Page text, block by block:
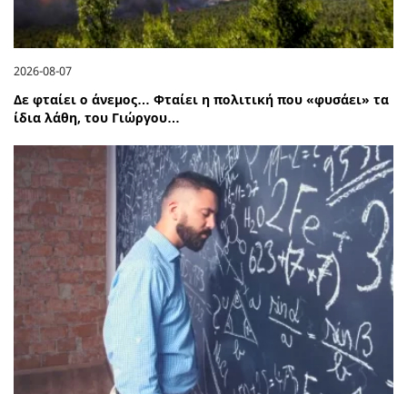
2026-08-07
Δε φταίει ο άνεμος… Φταίει η πολιτική που «φυσάει» τα
ίδια λάθη, του Γιώργου…